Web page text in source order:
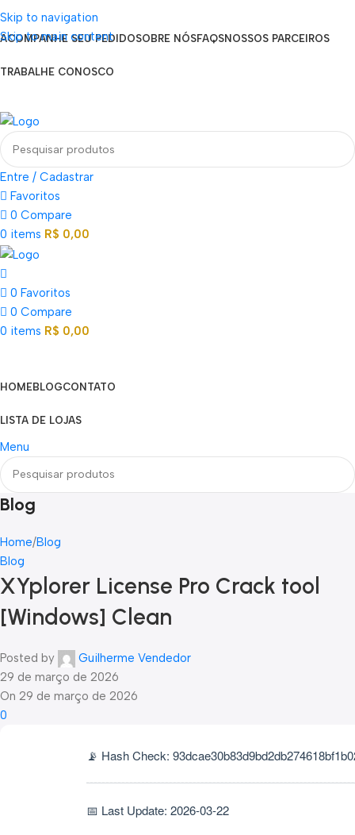
Skip to navigation
Skip to main content
FRETE GRÁTIS PARA TODOS OS PEDIDOS ACIMA DE R$ 900
ACOMPANHE SEU PEDIDOSOBRE NÓSFAQSNOSSOS PARCEIROS
TRABALHE CONOSCO
Entre / Cadastrar
Favoritos
0 Compare
0 items R$ 0,00
0 Favoritos
0 Compare
0 items R$ 0,00
HOMEBLOGCONTATO
LISTA DE LOJAS
Menu
Blog
Home Blog
Blog
XYplorer License Pro Crack tool
[Windows] Clean
Posted by
Guilherme Vendedor
29 de março de 2026
On 29 de março de 2026
0
📡 Hash Check:
📅 Last Update: 2026-03-22